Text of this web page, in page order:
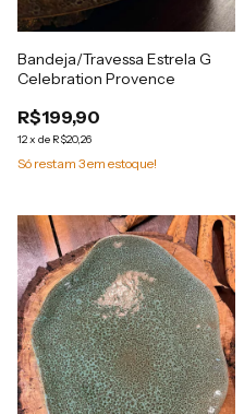
Bandeja/Travessa Estrela G
Celebration Provence
R$199,90
12x de R$20,26
Só restam 3em estoque!